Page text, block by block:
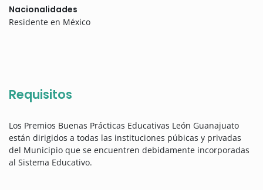
Nacionalidades
Residente en México
Requisitos
Los Premios Buenas Prácticas Educativas León Guanajuato
están dirigidos a todas las instituciones púbicas y privadas
del Municipio que se encuentren debidamente incorporadas
al Sistema Educativo.